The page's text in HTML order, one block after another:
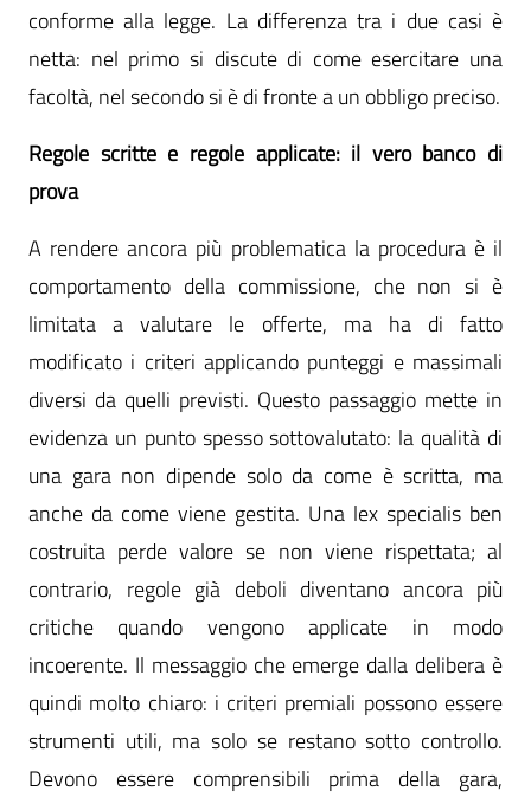
conforme alla legge. La differenza tra i due casi è
netta: nel primo si discute di come esercitare una
facoltà, nel secondo si è di fronte a un obbligo preciso.
Regole scritte e regole applicate: il vero banco di
prova
A rendere ancora più problematica la procedura è il
comportamento della commissione, che non si è
limitata a valutare le offerte, ma ha di fatto
modificato i criteri applicando punteggi e massimali
diversi da quelli previsti. Questo passaggio mette in
evidenza un punto spesso sottovalutato: la qualità di
una gara non dipende solo da come è scritta, ma
anche da come viene gestita. Una lex specialis ben
costruita perde valore se non viene rispettata; al
contrario, regole già deboli diventano ancora più
critiche quando vengono applicate in modo
incoerente. Il messaggio che emerge dalla delibera è
quindi molto chiaro: i criteri premiali possono essere
strumenti utili, ma solo se restano sotto controllo.
Devono essere comprensibili prima della gara,